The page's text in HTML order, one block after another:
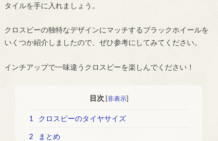
タイルを手に入れましょう。
クロスビーの独特なデザインにマッチするブラックホイールを
いくつか紹介しましたので、ぜひ参考にしてみてください。
インチアップで一味違うクロスビーを楽しんでください！
目次 [非表示]
1 クロスビーのタイヤサイズ
2 まとめ